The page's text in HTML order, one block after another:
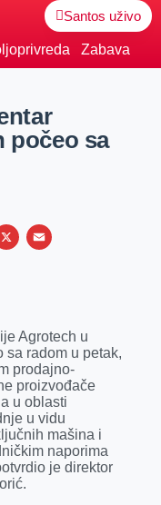
Santos uživo
Zabava
počeo sa
X
E
l
Agrotech u
sa radom u petak,
prodajno-
proizvođače
u oblasti
u vidu
mašina i
naporima
je direktor